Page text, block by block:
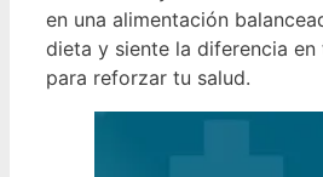
en una alimentación
dieta y siente la diferencia en
para reforzar tu salud.